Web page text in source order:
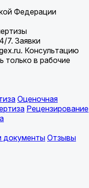
Федерации
7. Заявки
Консультацию
только в рабочие
Оценочная
Рецензирование
документы Отзывы